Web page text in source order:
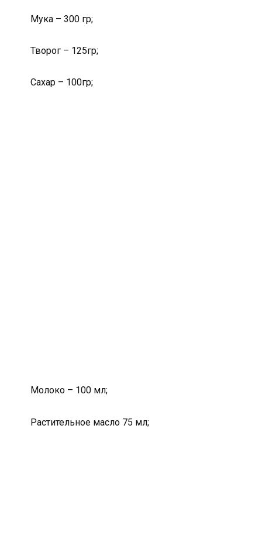
Мука – 300 гр;
Творог – 125гр;
Сахар – 100гр;
Молоко – 100 мл;
Растительное масло 75 мл;